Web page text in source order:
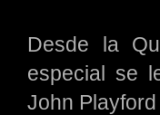
Desde la
especial se
John